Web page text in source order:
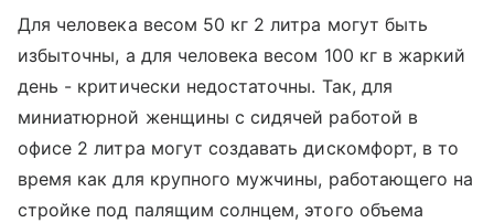
Для человека весом 50 кг 2 литра могут быть
избыточны, а для человека весом 100 кг в жаркий
день - критически недостаточны. Так, для
миниатюрной женщины с сидячей работой в
офисе 2 литра могут создавать дискомфорт, в то
время как для крупного мужчины, работающего на
стройке под палящим солнцем, этого объема